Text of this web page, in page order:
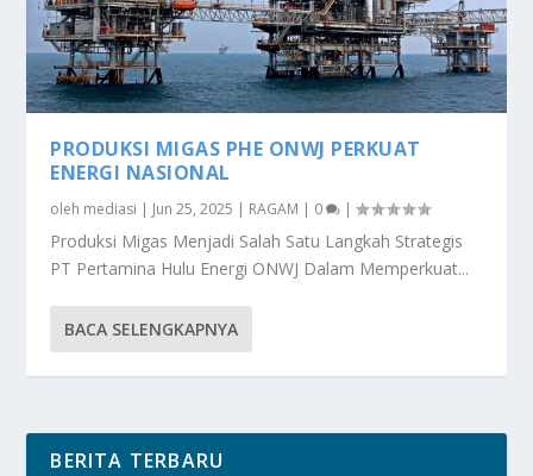
PRODUKSI MIGAS PHE ONWJ PERKUAT
ENERGI NASIONAL
oleh mediasi | Jun 25, 2025 | RAGAM | 0 |
Produksi Migas Menjadi Salah Satu Langkah Strategis
PT Pertamina Hulu Energi ONWJ Dalam Memperkuat...
BACA SELENGKAPNYA
BERITA TERBARU